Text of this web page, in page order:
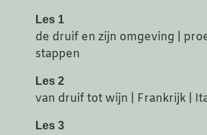
Les 1
de druif en zijn omgeving |
stappen
Les 2
van druif tot wijn | Frankrijk |
Les 3